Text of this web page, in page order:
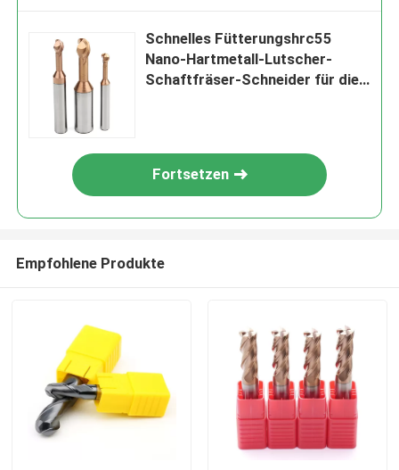
Schnelles Fütterungshrc55
Nano-Hartmetall-Lutscher-
Schaftfräser-Schneider für die
Fortsetzen
Empfohlene Produkte